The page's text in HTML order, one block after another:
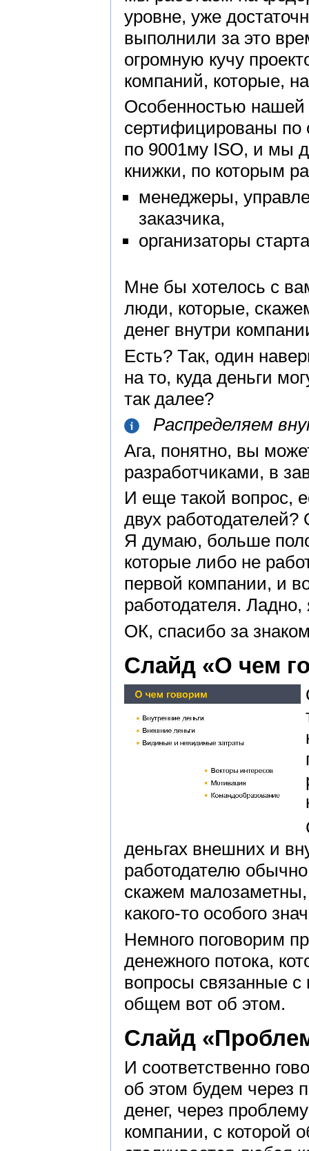
уровне, уже
выполнили за это
огромную кучу
компаний, которые,
Особенностью нашей
сертифицированы по
по 9001му ISO, и мы
книжки, по которым
менеджеры,
заказчика,
организаторы
Мне бы хотелось с
люди, которые,
денег внутри
Есть? Так, один
на то, куда деньги
так далее?
Распределяем
Ага, понятно, вы
разработчиками, в
И еще такой вопрос,
двух
Я думаю, больше
которые либо не
первой компании, и
работодателя.
ОК, спасибо за
Слайд «О чем
деньгах внешних и
работодателю
скажем
какого-то особого
Немного поговорим
денежного потока,
вопросы связанные с
общем вот об этом.
Слайд
И соответственно
об этом будем через
денег, через
компании, с которой